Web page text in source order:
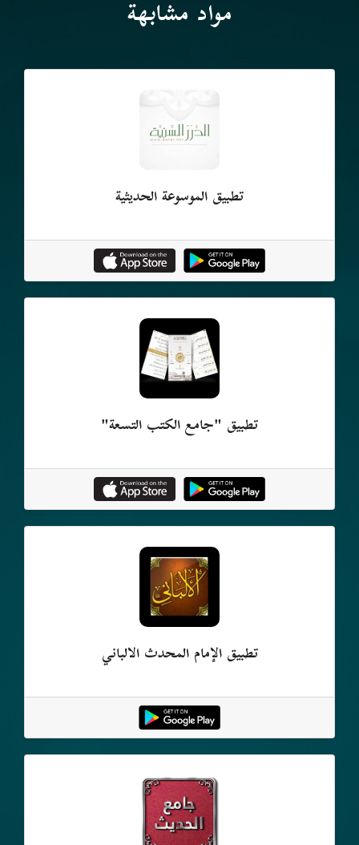
مواد مشابهة
تطبيق الموسوعة الحديثية
تطبيق "جامع الكتب التسعة"
تطبيق الإمام المحدث الألباني